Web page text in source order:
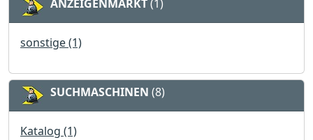
ANZEIGENMARKT(1)
sonstige (1)
SUCHMASCHINEN (8)
Katalog (1)